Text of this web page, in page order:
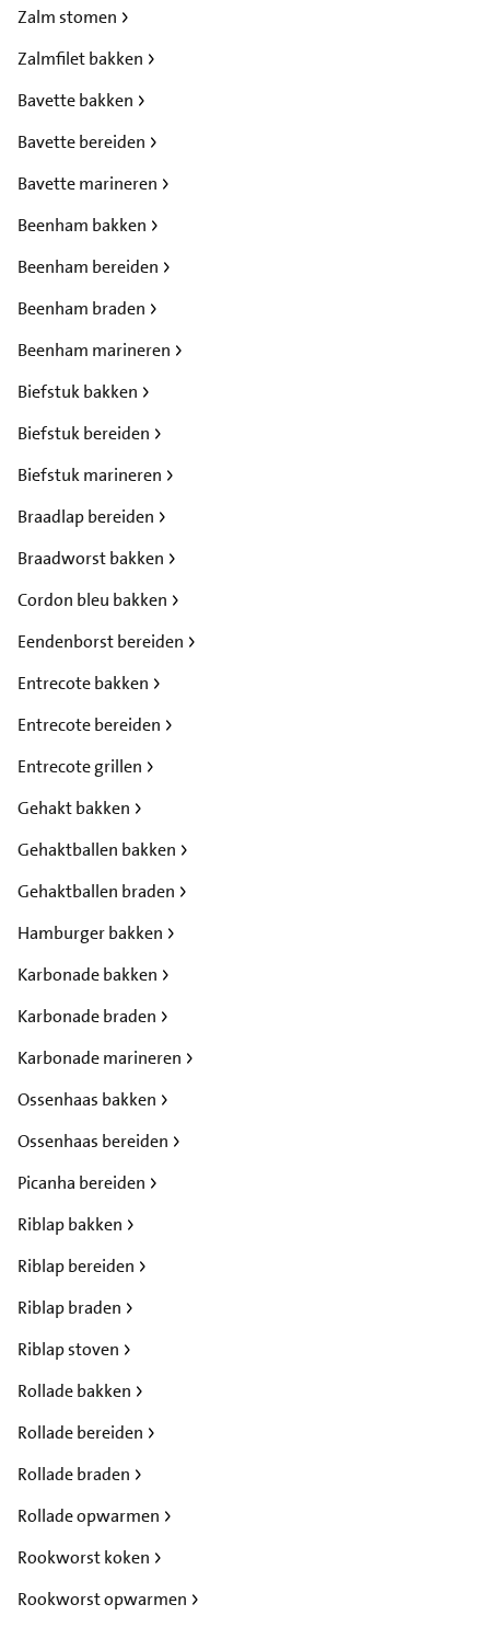
Zalm stomen
Zalmfilet bakken
Bavette bakken
Bavette bereiden
Bavette marineren
Beenham bakken
Beenham bereiden
Beenham braden
Beenham marineren
Biefstuk bakken
Biefstuk bereiden
Biefstuk marineren
Braadlap bereiden
Braadworst bakken
Cordon bleu bakken
Eendenborst bereiden
Entrecote bakken
Entrecote bereiden
Entrecote grillen
Gehakt bakken
Gehaktballen bakken
Gehaktballen braden
Hamburger bakken
Karbonade bakken
Karbonade braden
Karbonade marineren
Ossenhaas bakken
Ossenhaas bereiden
Picanha bereiden
Riblap bakken
Riblap bereiden
Riblap braden
Riblap stoven
Rollade bakken
Rollade bereiden
Rollade braden
Rollade opwarmen
Rookworst koken
Rookworst opwarmen